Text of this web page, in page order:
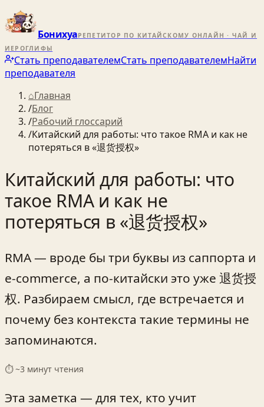
БонихуаРЕПЕТИТОР ПО КИТАЙСКОМУ ОНЛАЙН · ЧАЙ И
ИЕРОГЛИФЫ
Стать преподавателемСтать преподавателемНайти
преподавателя
⌂Главная
/Блог
/Рабочий глоссарий
/Китайский для работы: что такое RMA и как не
потеряться в «退货授权»
Китайский для работы: что
такое RMA и как не
потеряться в «退货授权»
RMA — вроде бы три буквы из саппорта и
e‑commerce, а по-китайски это уже 退货授
权. Разбираем смысл, где встречается и
почему без контекста такие термины не
запоминаются.
⏱ ~3 минут чтения
Эта заметка — для тех, кто учит